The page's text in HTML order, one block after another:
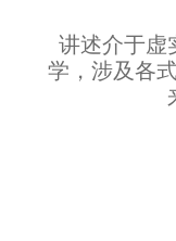
讲述介于虚
学，涉及各